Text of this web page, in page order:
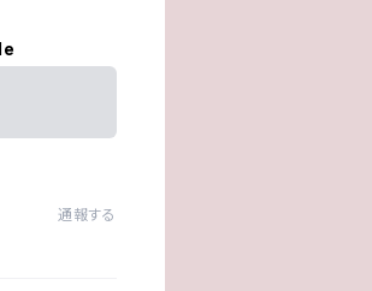
通報する